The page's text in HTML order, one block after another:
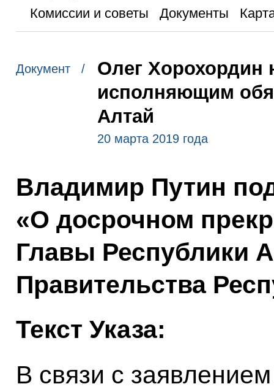
Комиссии и советы
Документы
Документ /
Олег Хорохордин
исполняющим
Алтай
20 марта 2019 года
Владимир Путин
«О досрочном
Главы Республики
Правительства
Текст Указа:
В связи с